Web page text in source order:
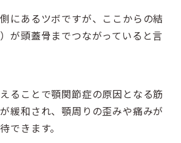
にあるツボですが、ここからの結
が頭蓋骨までつながっていると言
ることで顎関節症の原因となる筋
緩和され、顎周りの歪みや痛みが
できます。